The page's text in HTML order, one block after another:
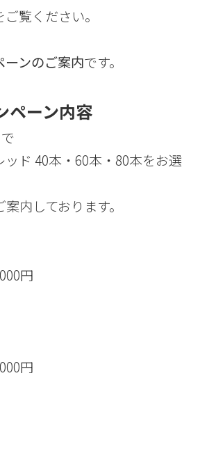
覧ください。
ーンのご案内です。
ペーン内容
ッド 40本・60本・80本をお選
案内しております。
円
円